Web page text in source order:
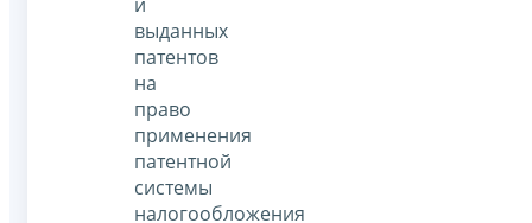
выданных
патентов
на
право
применения
патентной
системы
налогообложения